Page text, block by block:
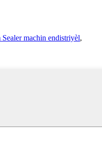
Sealer machin endistriyèl,